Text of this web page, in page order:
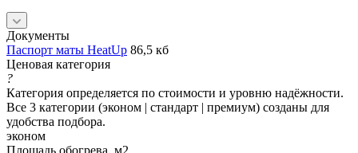
Документы
Паспорт маты HeatUp 86,5 кб
Ценовая категория
?
Категория определяется по стоимости и уровню надёжности.
Все 3 категории (эконом | стандарт | премиум) созданы для
удобства подбора.
эконом